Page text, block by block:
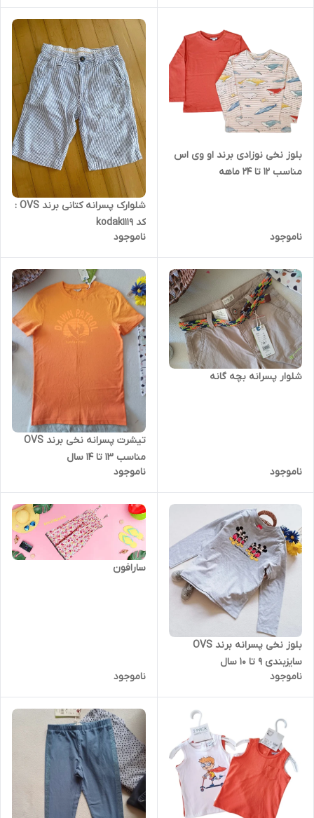
بلوز نخی نوزادی برند او وی اس
مناسب 12 تا 24 ماهه
ناموجود
شلوارک پسرانه کتانی برند OVS :
کد kodak1119
ناموجود
شلوار پسرانه بچه گانه
ناموجود
تیشرت پسرانه نخی برند OVS
مناسب 13 تا 14 سال
ناموجود
بلوز نخی پسرانه برند OVS
سایزبندی 9 تا 10 سال
ناموجود
سارافون
ناموجود